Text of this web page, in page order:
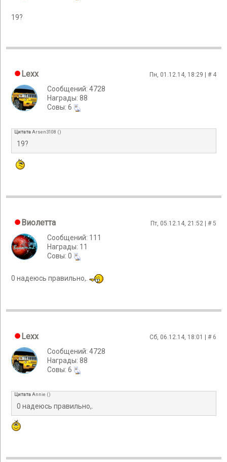
19?
Lexx Пн, 01.12.14, 18:29 | # 4
Сообщений: 4728
Награды: 88
Cовы: 6
ЦитатаArsen3108 ()
19?
Виолетта Пт, 05.12.14, 21:52 | #5
Сообщений: 111
Награды: 11
Cовы: 0
0 надеюсь правильно,.
Lexx Сб, 06.12.14, 18:01 | # 6
Сообщений: 4728
Награды: 88
Cовы: 6
ЦитатаAnnie ()
0 надеюсь правильно,.